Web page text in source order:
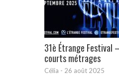
31è Étrange Festival
courts métrages
Célia - 26 août 2025